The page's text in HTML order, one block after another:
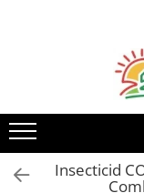
Toate Produsele
Fungicide
Insecticide
ErbicideInsecticid